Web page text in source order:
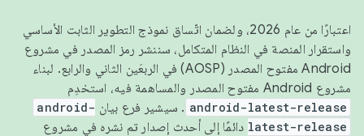
اعتبارًا من عام 2026، ولضمان اتّساق نموذج التطوير الثابت الأساسي
واستقرار المنصة في النظام المتكامل، سننشر رمز المصدر في مشروع
Android مفتوح المصدر (AOSP) في الربعَين الثاني والرابع. لبناء
مشروع Android مفتوح المصدر والمساهمة فيه، استخدِم
android-latest-release . سيشير فرع بيان android-
latest-release دائمًا إلى أحدث إصدار تم نشره في مشروع